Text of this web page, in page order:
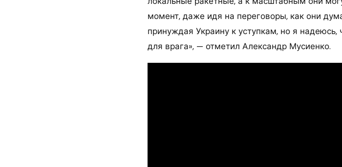
момент, даже идя на переговоры, как они
принуждая Украину к уступкам, но я
для врага», — отметил Александр Мусиенко.